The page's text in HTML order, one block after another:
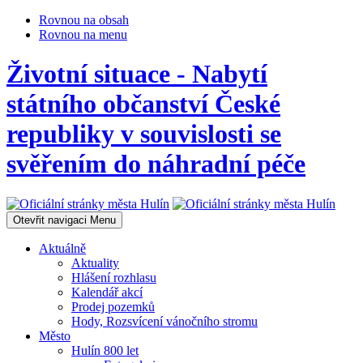
Rovnou na obsah
Rovnou na menu
Životní situace - Nabytí
státního občanství České
republiky v souvislosti se
svěřením do náhradní péče
Otevřit navigaci Menu
Aktuálně
Aktuality
Hlášení rozhlasu
Kalendář akcí
Prodej pozemků
Hody, Rozsvícení vánočního stromu
Město
Hulín 800 let